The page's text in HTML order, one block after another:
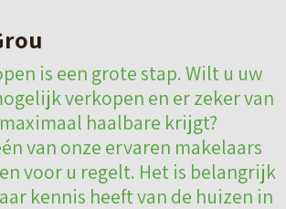
is een grote stap. Wilt u uw
verkopen en er zeker van
haalbare krijgt?
van onze ervaren makelaars
voor u regelt. Het is belangrijk
kennis heeft van de huizen in